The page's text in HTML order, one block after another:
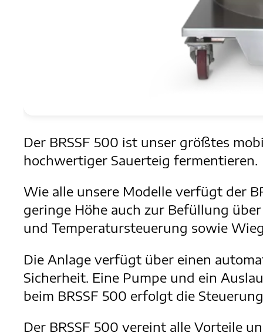
Der BRSSF 500 ist unser größtes
hochwertiger Sauerteig fermentieren.
Wie alle unsere Modelle verfügt der
geringe Höhe auch zur Befüllung
und Temperatursteuerung sowie
Die Anlage verfügt über einen
Sicherheit. Eine Pumpe und ein
beim BRSSF 500 erfolgt die
Der BRSSF 500 vereint alle Vorteile